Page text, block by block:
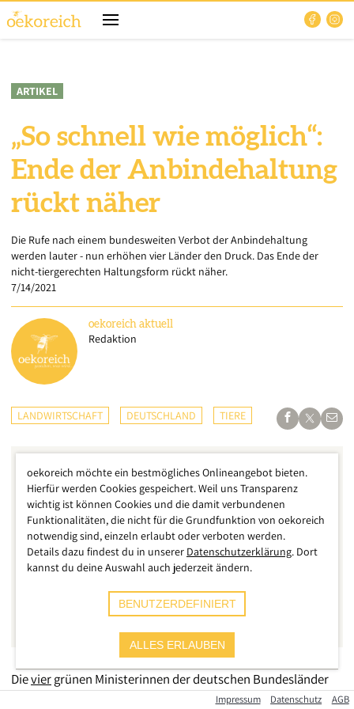
ARTIKEL
„So schnell wie möglich“:
Ende der Anbindehaltung
rückt näher
Die Rufe nach einem bundesweiten Verbot der Anbindehaltung
werden lauter - nun erhöhen vier Länder den Druck. Das Ende der
nicht-tiergerechten Haltungsform rückt näher.
7/14/2021
oekoreich aktuell
Redaktion
LANDWIRTSCHAFT DEUTSCHLAND TIERE
Dieviergrünen Ministerinnen der deutschen Bundesländer
Hessen, Sachsen-Anhalt, Bremen und Hamburg haben nun
Impressum Datenschutz AGB
oekoreich möchte ein bestmögliches Onlineangebot bieten.
Hierfür werden Cookies gespeichert. Weil uns Transparenz
wichtig ist können Cookies und die damit verbundenen
Funktionalitäten, die nicht für die Grundfunktion von oekoreich
notwendig sind, einzeln erlaubt oder verboten werden.
Details dazu findest du in unserer Datenschutzerklärung. Dort
kannst du deine Auswahl auch jederzeit ändern.
BENUTZERDEFINIERT
ALLES ERLAUBEN